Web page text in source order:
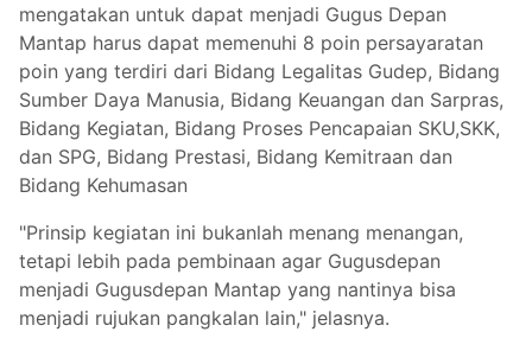
mengatakan untuk dapat menjadi Gugus Depan
Mantap harus dapat memenuhi 8 poin persayaratan
poin yang terdiri dari Bidang Legalitas Gudep, Bidang
Sumber Daya Manusia, Bidang Keuangan dan Sarpras,
Bidang Kegiatan, Bidang Proses Pencapaian SKU,SKK,
dan SPG, Bidang Prestasi, Bidang Kemitraan dan
Bidang Kehumasan
"Prinsip kegiatan ini bukanlah menang menangan,
tetapi lebih pada pembinaan agar Gugusdepan
menjadi Gugusdepan Mantap yang nantinya bisa
menjadi rujukan pangkalan lain," jelasnya.